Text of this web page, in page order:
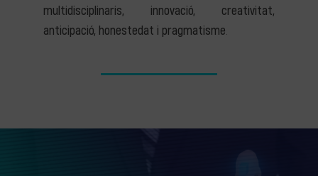
multidisciplinaris, innovació, creativitat,
anticipació, honestedat i pragmatisme.